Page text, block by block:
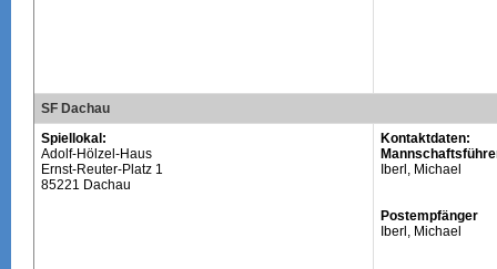
SF Dachau
Spiellokal:
Adolf-Hölzel-Haus
Ernst-Reuter-Platz 1
85221 Dachau
Kontaktdaten:
Iberl, Michael
Postempfänger
Iberl, Michael